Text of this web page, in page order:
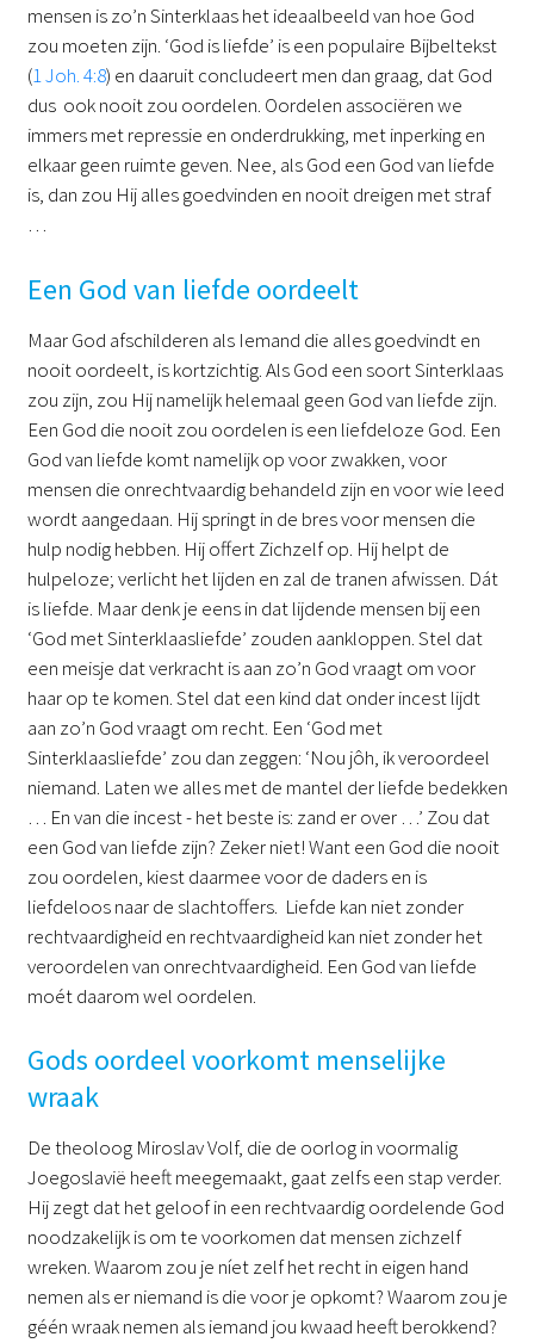
mensen is zo’n Sinterklaas het ideaalbeeld van hoe God
zou moeten zijn. ‘God is liefde’ is een populaire Bijbeltekst
(1 Joh. 4:8) en daaruit concludeert men dan graag, dat God
dus ook nooit zou oordelen. Oordelen associëren we
immers met repressie en onderdrukking, met inperking en
elkaar geen ruimte geven. Nee, als God een God van liefde
is, dan zou Hij alles goedvinden en nooit dreigen met straf
…
Een God van liefde oordeelt
Maar God afschilderen als Iemand die alles goedvindt en
nooit oordeelt, is kortzichtig. Als God een soort Sinterklaas
zou zijn, zou Hij namelijk helemaal geen God van liefde zijn.
Een God die nooit zou oordelen is een liefdeloze God. Een
God van liefde komt namelijk op voor zwakken, voor
mensen die onrechtvaardig behandeld zijn en voor wie leed
wordt aangedaan. Hij springt in de bres voor mensen die
hulp nodig hebben. Hij offert Zichzelf op. Hij helpt de
hulpeloze; verlicht het lijden en zal de tranen afwissen. Dát
is liefde. Maar denk je eens in dat lijdende mensen bij een
‘God met Sinterklaasliefde’ zouden aankloppen. Stel dat
een meisje dat verkracht is aan zo’n God vraagt om voor
haar op te komen. Stel dat een kind dat onder incest lijdt
aan zo’n God vraagt om recht. Een ‘God met
Sinterklaasliefde’ zou dan zeggen: ‘Nou jôh, ik veroordeel
niemand. Laten we alles met de mantel der liefde bedekken
… En van die incest - het beste is: zand er over …’ Zou dat
een God van liefde zijn? Zeker niet! Want een God die nooit
zou oordelen, kiest daarmee voor de daders en is
liefdeloos naar de slachtoffers. Liefde kan niet zonder
rechtvaardigheid en rechtvaardigheid kan niet zonder het
veroordelen van onrechtvaardigheid. Een God van liefde
moét daarom wel oordelen.
Gods oordeel voorkomt menselijke
wraak
De theoloog Miroslav Volf, die de oorlog in voormalig
Joegoslavië heeft meegemaakt, gaat zelfs een stap verder.
Hij zegt dat het geloof in een rechtvaardig oordelende God
noodzakelijk is om te voorkomen dat mensen zichzelf
wreken. Waarom zou je níet zelf het recht in eigen hand
nemen als er niemand is die voor je opkomt? Waarom zou je
géén wraak nemen als iemand jou kwaad heeft berokkend?